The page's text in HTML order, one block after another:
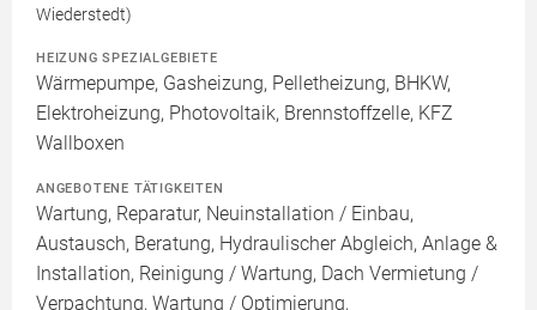
Wiederstedt)
HEIZUNG SPEZIALGEBIETE
Wärmepumpe, Gasheizung, Pelletheizung, BHKW,
Elektroheizung, Photovoltaik, Brennstoffzelle, KFZ
Wallboxen
ANGEBOTENE TÄTIGKEITEN
Wartung, Reparatur, Neuinstallation / Einbau,
Austausch, Beratung, Hydraulischer Abgleich, Anlage &
Installation, Reinigung / Wartung, Dach Vermietung /
Verpachtung, Wartung / Optimierung,